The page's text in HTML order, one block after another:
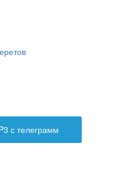
с телеграмм